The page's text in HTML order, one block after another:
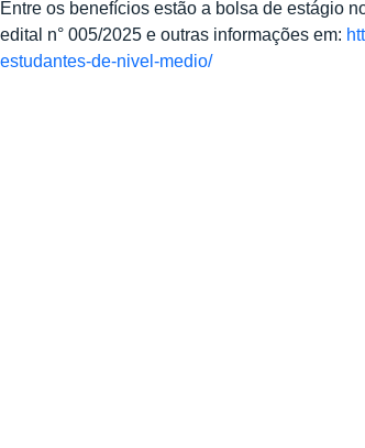
Entre os benefícios estão a bolsa de estágio
edital n° 005/2025 e outras informações em:
estudantes-de-nivel-medio/